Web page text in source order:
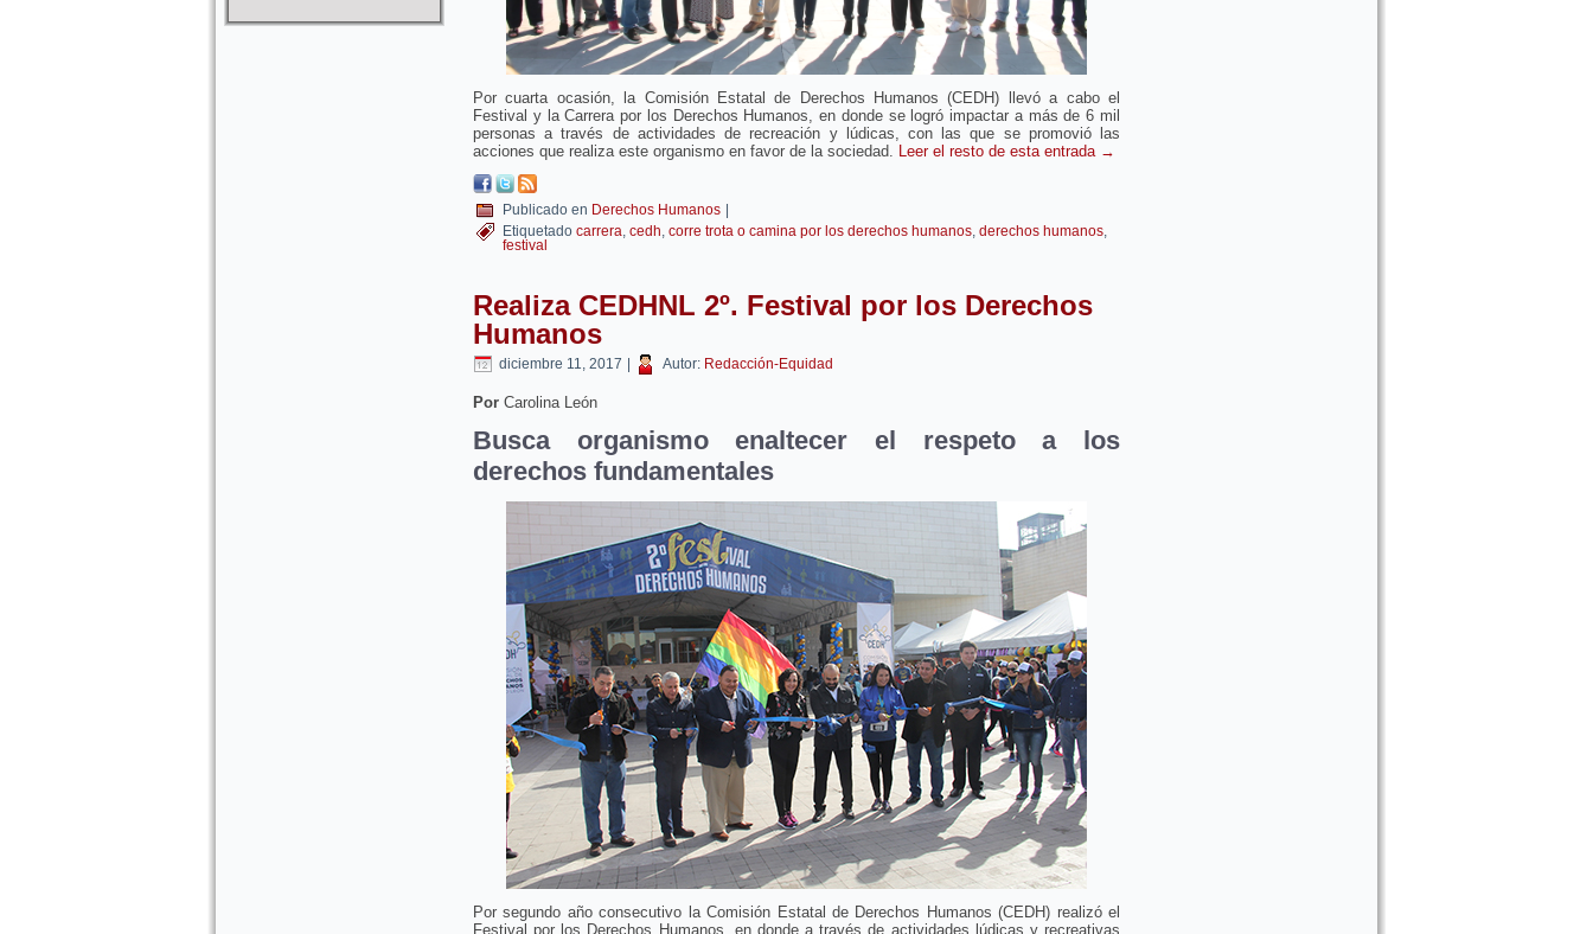
Por cuarta ocasión, la Comisión Estatal de Derechos Humanos (CEDH) llevó a cabo el
Festival y la Carrera por los Derechos Humanos, en donde se logró impactar a más de 6 mil
personas a través de actividades de recreación y lúdicas, con las que se promovió las
acciones que realiza este organismo en favor de la sociedad. Leer el resto de esta entrada →
Publicado en Derechos Humanos |
Etiquetado carrera cedh corre trota o camina por los derechos humanos derechos humanos
festival
Realiza CEDHNL 2º. Festival por los Derechos
Humanos
diciembre 11, 2017 | Autor: Redacción-Equidad
Por Carolina León
Busca organismo enaltecer el respeto a los
derechos fundamentales
Por segundo año consecutivo la Comisión Estatal de Derechos Humanos (CEDH) realizó el
Festival por los Derechos Humanos, en donde a través de actividades lúdicas y recreativas